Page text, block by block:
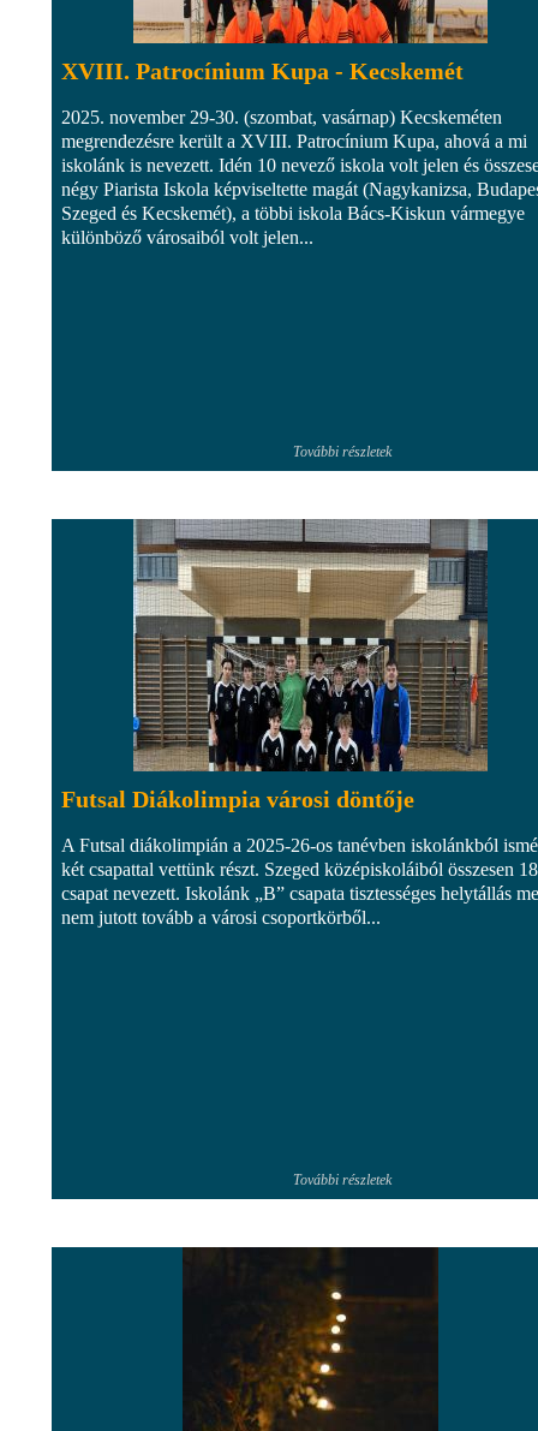
XVIII. Patrocínium Kupa - Kecskemét
2025. november 29-30. (szombat, vasárnap) Kecskeméten
megrendezésre került a XVIII. Patrocínium Kupa, ahová a mi
iskolánk is nevezett. Idén 10 nevező iskola volt jelen és
négy Piarista Iskola képviseltette magát (Nagykanizsa,
Szeged és Kecskemét), a többi iskola Bács-Kiskun vármegye
különböző városaiból volt jelen...
További részletek
Futsal Diákolimpia városi döntője
A Futsal diákolimpián a 2025-26-os tanévben iskolánkból
két csapattal vettünk részt. Szeged középiskoláiból összesen 18
csapat nevezett. Iskolánk „B” csapata tisztességes helytállás
nem jutott tovább a városi csoportkörből...
További részletek